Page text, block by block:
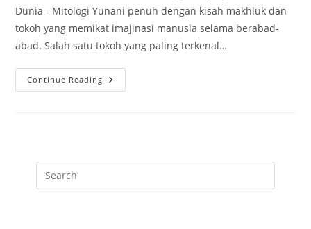
Dunia - Mitologi Yunani penuh dengan kisah makhluk dan
tokoh yang memikat imajinasi manusia selama berabad-
abad. Salah satu tokoh yang paling terkenal…
Continue Reading Mitos
Medusa: